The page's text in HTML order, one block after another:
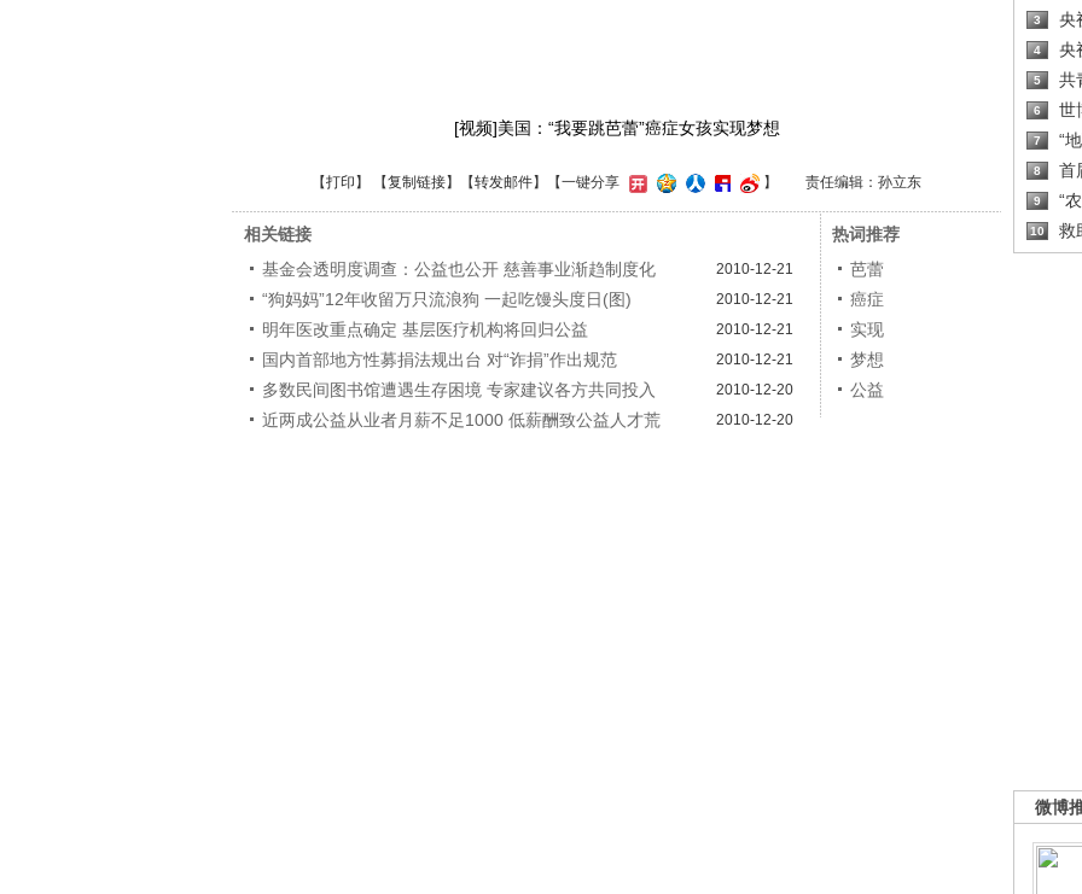
3 央
4 央
5 共
6 世
7 “
8 首
9 “
10 救
微博
[视频]美国：“我要跳芭蕾”癌症女孩实现梦想
【打印 】 【复制链接】【转发邮件】 【一键分享 】 责任编辑：孙立东
相关链接
基金会透明度调查：公益也公开 慈善事业渐趋制度化
2010-12-21
“狗妈妈”12年收留万只流浪狗 一起吃馒头度日(图) 2010-12-21
明年医改重点确定 基层医疗机构将回归公益 2010-12-21
国内首部地方性募捐法规出台 对“诈捐”作出规范 2010-12-21
多数民间图书馆遭遇生存困境 专家建议各方共同投入 2010-12-20
近两成公益从业者月薪不足1000 低薪酬致公益人才荒 2010-12-20
热词推荐
芭蕾
癌症
实现
梦想
公益